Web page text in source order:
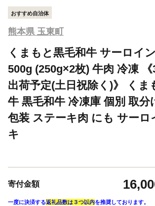
おすすめ自治体
熊本県 玉東町
くまもと黒毛和牛 サーロイ
500g (250g×2枚) 牛肉 冷凍
出荷予定(土日祝除く)》 くま
牛 黒毛和牛 冷凍庫 個別 取分
包装 ステーキ肉 にも サーロ
キ
寄付金額
一度に決済する返礼品数は３つ以内を推奨しております。